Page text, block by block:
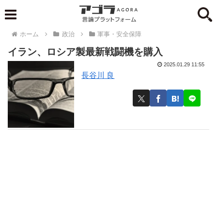
ホーム 政治 軍事・安全保障
イラン、ロシア製最新戦闘機を購入
長谷川 良
2025.01.29 11:55